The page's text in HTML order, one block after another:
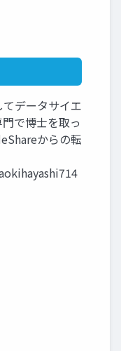
データサイエ
で博士を取っ
からの転